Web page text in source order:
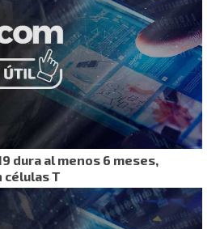
dura al menos 6 meses,
células T